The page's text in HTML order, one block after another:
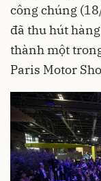
công chúng
đã thu hút
thành một
Paris Motor